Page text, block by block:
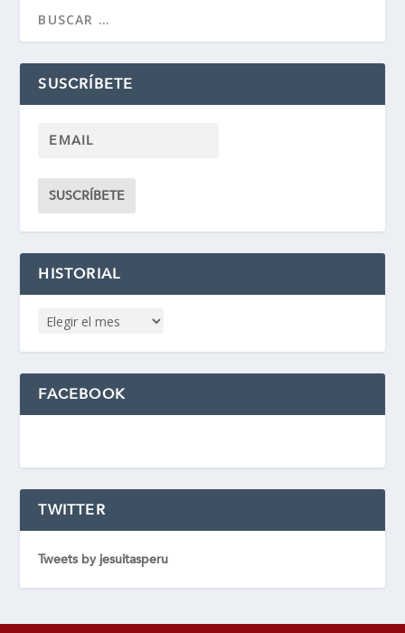
SUSCRÍBETE
HISTORIAL
FACEBOOK
TWITTER
Tweets by jesuitasperu